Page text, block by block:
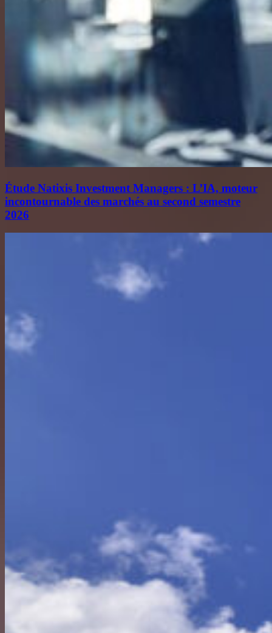
Étude Natixis Investment Managers : L’IA, moteur
incontournable des marchés au second semestre
2026